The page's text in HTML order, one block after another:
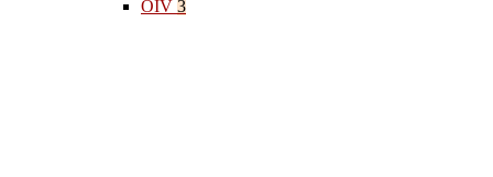
OIV 3